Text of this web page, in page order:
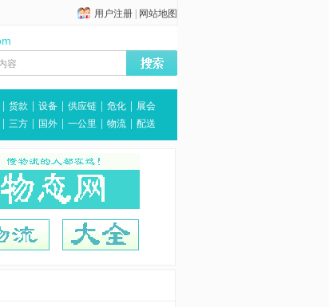
用户注册 网站地图
货款 设备 供应链 危化
展会
三方 国外 一公里 物流 配送